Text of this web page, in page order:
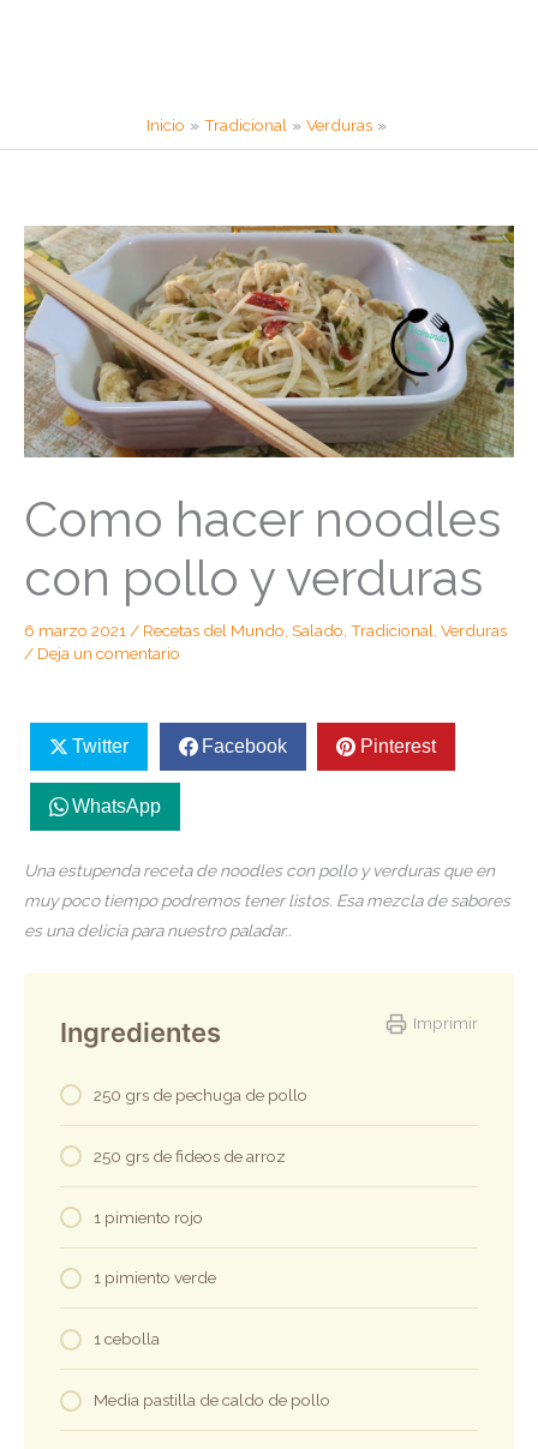
Inicio Tradicional Verduras
Como hacer noodles
con pollo y verduras
6 marzo 2021/ Recetas del Mundo, Salado, Tradicional, Verduras
/ Deja un comentario
Twitter Facebook Pinterest
WhatsApp
Una estupenda receta de noodles con pollo y verduras que en
muy poco tiempo podremos tener listos. Esa mezcla de sabores
es una delicia para nuestro paladar..
Imprimir
Ingredientes
250 grs de pechuga de pollo
250 grs de fideos de arroz
1 pimiento rojo
1 pimiento verde
1 cebolla
Media pastilla de caldo de pollo